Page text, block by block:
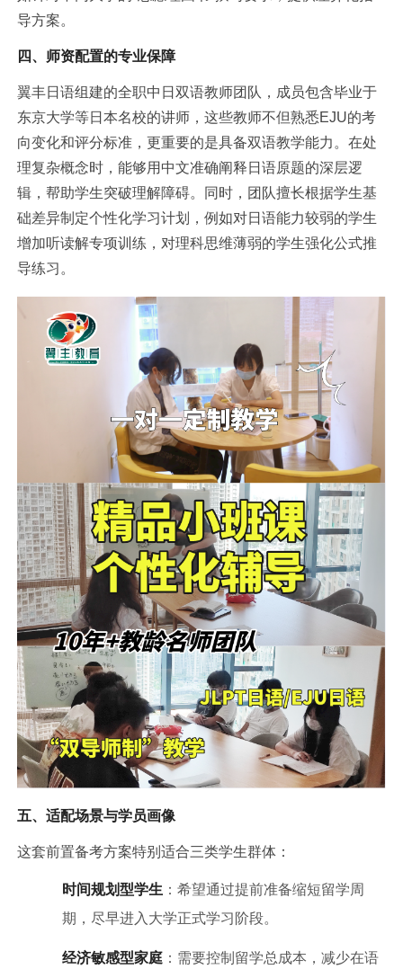
导方案。
四、师资配置的专业保障
翼丰日语组建的全职中日双语教师团队，成员包含毕业于
东京大学等日本名校的讲师，这些教师不但熟悉EJU的考
向变化和评分标准，更重要的是具备双语教学能力。在处
理复杂概念时，能够用中文准确阐释日语原题的深层逻
辑，帮助学生突破理解障碍。同时，团队擅长根据学生基
础差异制定个性化学习计划，例如对日语能力较弱的学生
增加听读解专项训练，对理科思维薄弱的学生强化公式推
导练习 。
五、适配场景与学员画像
这套前置备考方案特别适合三类学生群体：
时间规划型学生 ：希望通过提前准备缩短留学周
期，尽早进入大学正式学习 阶段。
经济敏感型家庭 ：需要控制留学总成本，减少在语